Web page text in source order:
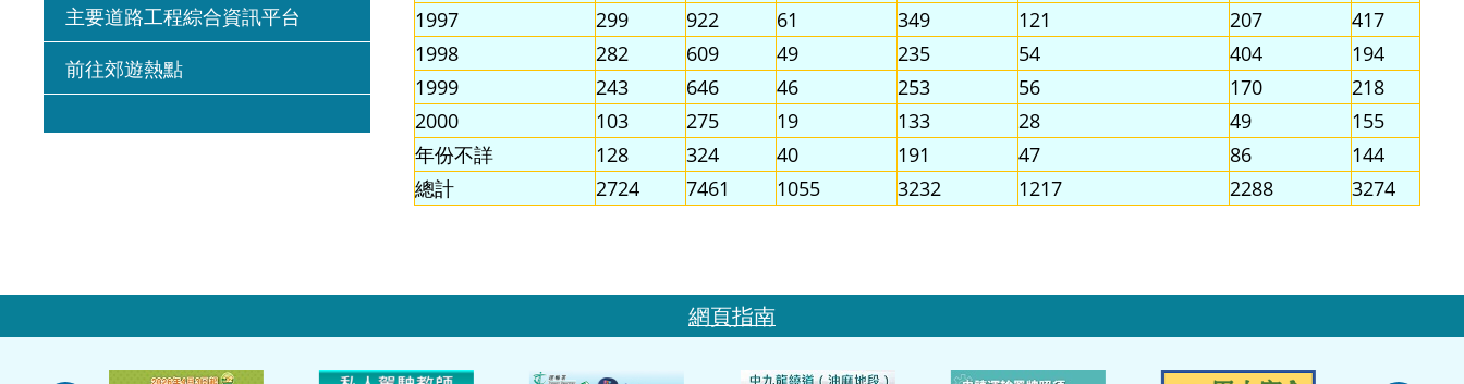
主要道路工程綜合資訊平台
前往郊遊熱點
1997
299 922 61 349 121 207
417
1998
282 609 49 235 54 404
194
1999
243 646 46 253 56 170
218
2000
103 275 19 133 28 49
155
年份不詳
128 324 40 191 47 86
144
總計
2724 7461 1055 3232 1217 2288 3274
網頁指南